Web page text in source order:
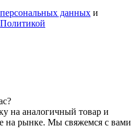
данных и
Политикой
на аналогичный товар и
на рынке. Мы свяжемся с вами